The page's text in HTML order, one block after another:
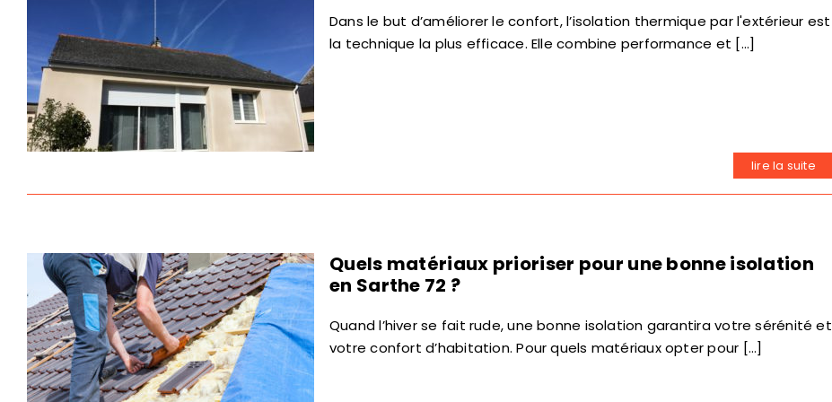
Dans le but d’améliorer le confort, l’isolation thermique par l'extérieur est
la technique la plus efficace. Elle combine performance et [...]
lire la suite
Quels matériaux prioriser pour une bonne isolation
en Sarthe 72 ?
Quand l’hiver se fait rude, une bonne isolation garantira votre sérénité et
votre confort d’habitation. Pour quels matériaux opter pour [...]